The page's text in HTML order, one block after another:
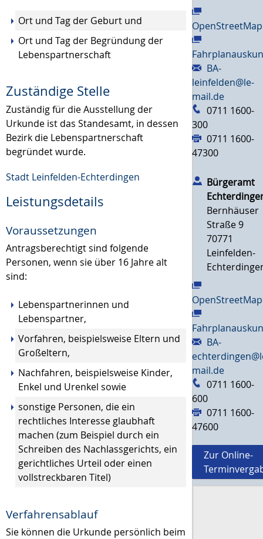
Ort und Tag der Geburt und
Ort und Tag der Begründung der
Lebenspartnerschaft
Zuständige Stelle
Zuständig für die Ausstellung der
Urkunde ist das Standesamt, in dessen
Bezirk die Lebenspartnerschaft
begründet wurde.
Stadt Leinfelden-Echterdingen
Leistungsdetails
Voraussetzungen
Antragsberechtigt sind folgende
Personen, wenn sie über 16 Jahre alt
sind:
Lebenspartnerinnen und
Lebenspartner,
Vorfahren, beispielsweise Eltern und
Großeltern,
Nachfahren, beispielsweise Kinder,
Enkel und Urenkel sowie
sonstige Personen, die ein
rechtliches Interesse glaubhaft
machen (zum Beispiel durch ein
Schreiben des Nachlassgerichts, ein
gerichtliches Urteil oder einen
vollstreckbaren Titel)
Verfahrensablauf
Sie können die Urkunde persönlich beim
OpenStreetMap
BA-
leinfelden@le-
mail.de
0711 1600-
300
0711 1600-
47300
Bürgeramt
Bernhäuser
Straße 9
70771
Leinfelden-
OpenStreetMap
BA-
mail.de
0711 1600-
600
0711 1600-
47600
Zur Online-